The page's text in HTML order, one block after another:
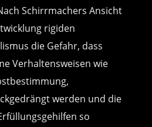
Schirrmachers Ansicht
rigiden
die Gefahr, dass
Verhaltensweisen wie
werden und die
so